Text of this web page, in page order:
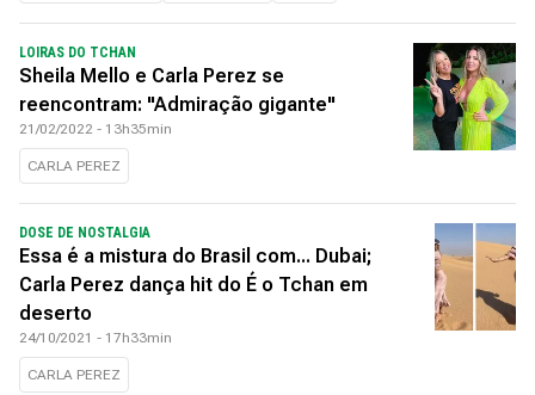
LOIRAS DO TCHAN
Sheila Mello e Carla Perez se
reencontram: "Admiração gigante"
21/02/2022 - 13h35min
CARLA PEREZ
DOSE DE NOSTALGIA
Essa é a mistura do Brasil com... Dubai;
Carla Perez dança hit do É o Tchan em
deserto
24/10/2021 - 17h33min
CARLA PEREZ